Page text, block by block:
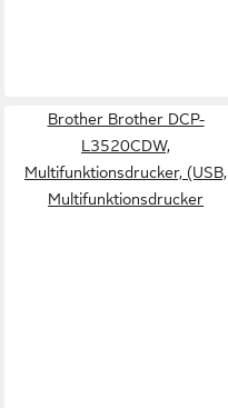
Brother Brother DCP-
L3520CDW,
Multifunktionsdrucker, (USB,
Multifunktionsdrucker